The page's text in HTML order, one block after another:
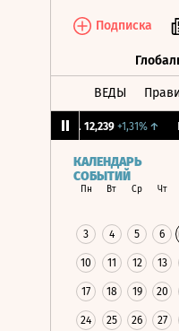
Подписка
ВЕДЫ
12,239 +1,31%↑
КАЛЕНДАРЬ
СОБЫТИЙ
Пн Вт Ср Чт
3 4 5 6
10 11 12 13
17 18 19 20
24 25 26 27